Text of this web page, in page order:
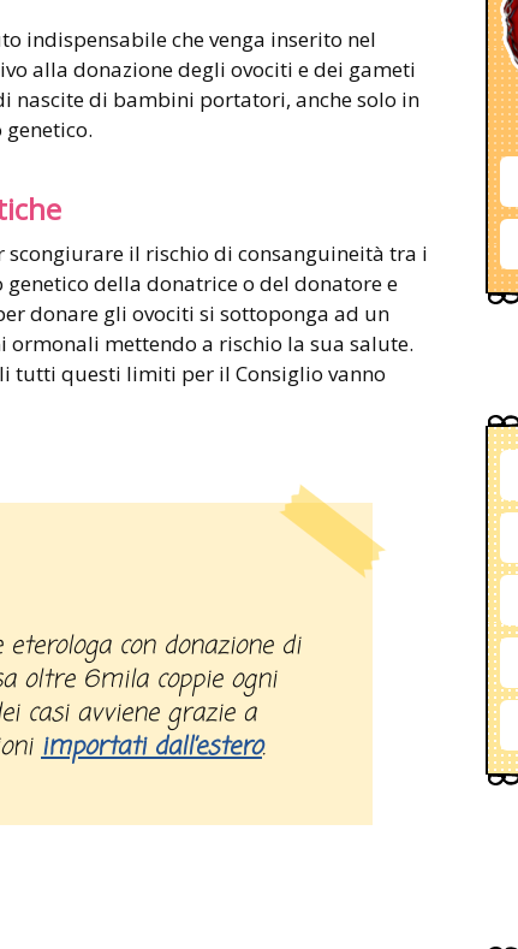
indispensabile che venga inserito nel
alla donazione degli ovociti e dei gameti
nascite di bambini portatori, anche solo in
il rischio di consanguineità tra i
della donatrice o del donatore e
donare gli ovociti si sottoponga ad un
ormonali mettendo a rischio la sua salute.
tutti questi limiti per il Consiglio vanno
oltre 6mila coppie ogni
casi avviene grazie a
importati dall’estero.